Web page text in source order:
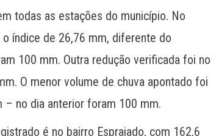
todas as estações do município. No
índice de 26,76 mm, diferente do
100 mm. Outra redução verificada foi no
O menor volume de chuva apontado foi
no dia anterior foram 100 mm.
é no bairro Espraiado, com 162,6